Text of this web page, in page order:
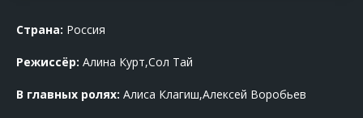
Страна: Россия
Режиссёр: Алина Курт,Сол Тай
В главных ролях: Алиса Клагиш,Алексей Воробьев